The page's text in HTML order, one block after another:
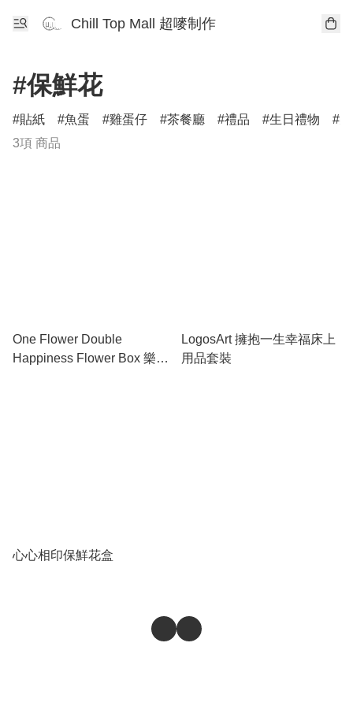
Chill Top Mall 超嘜制作
#保鮮花
貼紙 魚蛋 雞蛋仔 茶餐廳 禮品 生日禮物
3項 商品
One Flower Double
Happiness Flower Box 樂悅
LogosArt 擁抱一生幸福床上
用品套裝
心心相印保鮮花盒